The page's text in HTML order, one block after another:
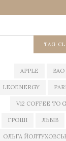
TAG
APPLE BAO
LEOENERGY
V12 COFFEE TO
ГРОШІ ЛЬВІВ
ОЛЬГА